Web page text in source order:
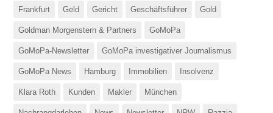
Frankfurt Geld Gericht Geschäftsführer Gold
Goldman Morgenstern & Partners GoMoPa
GoMoPa-Newsletter GoMoPa investigativer Journalismus
GoMoPa News Hamburg Immobilien Insolvenz
Klara Roth Kunden Makler München